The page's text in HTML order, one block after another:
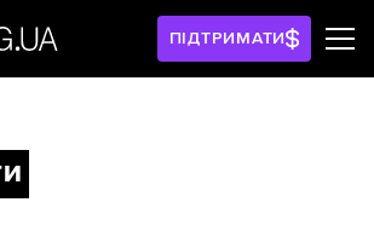
ПІДТРИМАТИ